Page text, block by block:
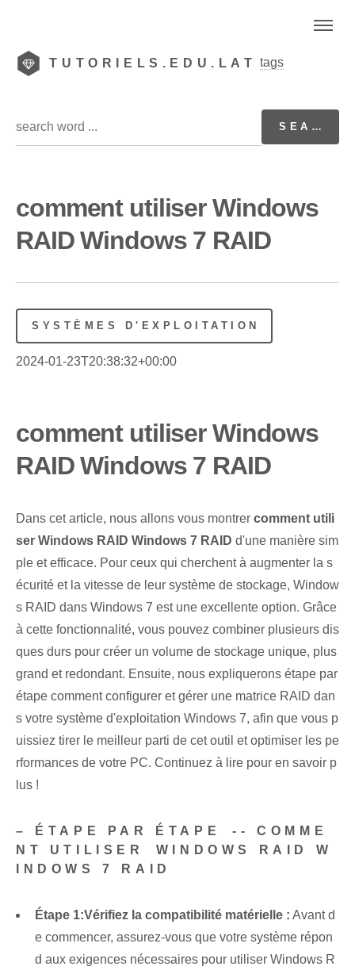
TUTORIELS.EDU.LAT tags
comment utiliser Windows
RAID Windows 7 RAID
SYSTÈMES D'EXPLOITATION
2024-01-23T20:38:32+00:00
comment utiliser Windows
RAID Windows 7 RAID
Dans cet article, nous allons vous montrer comment utili
ser Windows ‌RAID Windows 7 RAID d'une manière sim
ple ‌et⁣ efficace. Pour ceux qui cherchent à augmenter la s
écurité et la vitesse de leur système de stockage, Window
s RAID dans Windows 7 est une excellente option. Grâce
à cette fonctionnalité, vous pouvez combiner plusieurs dis
ques durs pour créer un volume de stockage unique, plus
grand et redondant. Ensuite, nous expliquerons étape par
étape comment configurer et gérer une matrice RAID dan
s votre système d'exploitation Windows 7, afin que vous p
uissiez tirer le meilleur parti de cet outil et optimiser les pe
rformances de votre PC. Continuez à lire pour en savoir p
lus !
– ÉTAPE PAR ÉTAPE ⁤-- COMME
NT UTILISER ⁢WINDOWS RAID W
INDOWS 7 RAID
Étape 1:Vérifiez la compatibilité matérielle : Avant d
e commencer, assurez-vous que votre système répon
d aux exigences nécessaires pour utiliser Windows R